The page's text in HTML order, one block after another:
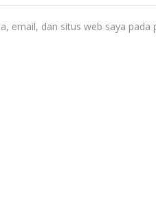
email, dan situs web saya